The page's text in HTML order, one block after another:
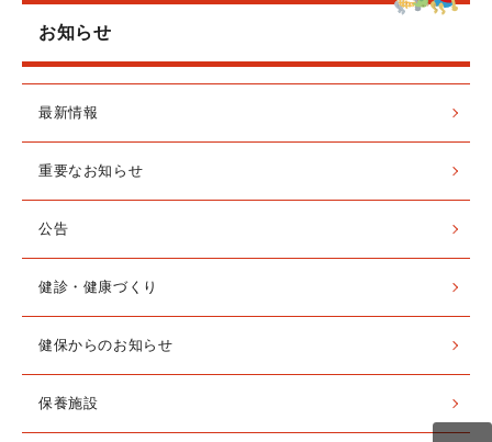
お知らせ
最新情報
重要なお知らせ
公告
健診・健康づくり
健保からのお知らせ
保養施設